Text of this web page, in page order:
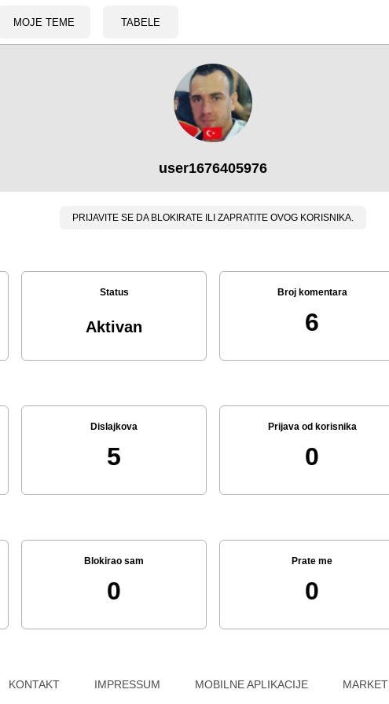
MOJE TEME TABELE
user1676405976
PRIJAVITE SE DA BLOKIRATE ILI ZAPRATITE OVOG KORISNIKA.
Status
Aktivan
Broj komentara
6
Dislajkova
5
Prijava od korisnika
0
Blokirao sam
0
Prate me
0
KONTAKT IMPRESSUM MOBILNE APLIKACIJE